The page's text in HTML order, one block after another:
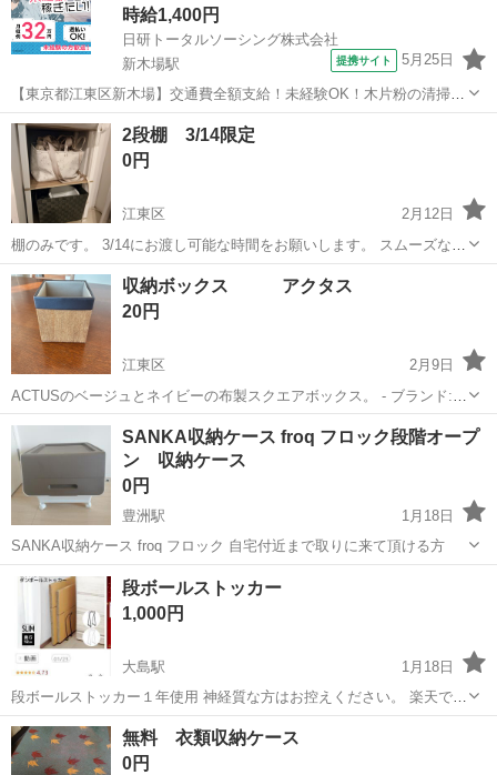
時給1,400円
日研トータルソーシング株式会社
新木場駅
提携サイト 5月25日
【東京都江東区新木場】交通費全額支給！未経験OK！木片粉の清掃・
機械メンテナンス等《お仕事No.4A1585-JS》 お仕事について ベルト
コンベヤ等からこぼれた木片粉の清掃、機械メンテナンス（オイル挿
し等）、カッター機の...
東京 江東区 新木場駅 その他
2段棚 3/14限定
0円
江東区
2月12日
棚のみです。 3/14にお渡し可能な時間をお願いします。 スムーズな方
にお譲りいたします。
東京 江東区 収納家具
収納ボックス アクタス
20円
江東区
2月9日
ACTUSのベージュとネイビーの布製スクエアボックス。 - ブランド:
ACTUS - 色: ベージュ・ネイビー - 素材: 布・合成皮革 - デザイン: ス
クエア型 - サイズ: 中型 ご覧いただきありがとうございます...
東京 江東区 収納家具
SANKA収納ケース froq フロック段階オープ
ン 収納ケース
0円
豊洲駅
1月18日
SANKA収納ケース froq フロック 自宅付近まで取りに来て頂ける方
東京 江東区 豊洲駅 収納家具
段ボールストッカー
1,000円
大島駅
1月18日
段ボールストッカー１年使用 神経質な方はお控えください。 楽天で購
入して使ってましたが必要なくなった為 他サイトでも出品しています
のでコメント下さい。
東京 江東区 大島駅 収納家具
無料 衣類収納ケース
0円